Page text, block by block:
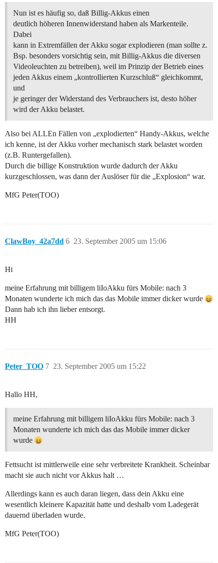
Nun ist es häufig so, daß Billig-Akkus einen
deutlich höheren Innenwiderstand haben als Markenteile.
Dabei
kann in Extremfällen der Akku sogar explodieren (man sollte z.
Bsp. besonders vorsichtig sein, mit Billig-Akkus die diversen
Videoleuchten zu betreiben), weil im Prinzip der Betrieb eines
jeden Akkus einem „kontrollierten Kurzschluß“ gleichkommt,
und
je geringer der Widerstand des Verbrauchers ist, desto höher
wird der Akku belastet.
Also bei ALLEn Fällen von „explodierten“ Handy-Akkus, welche
ich kenne, ist der Akku vorher mechanisch stark belastet worden
(z.B. Runtergefallen).
Durch die billige Konstruktion wurde dadurch der Akku
kurzgeschlossen, was dann der Auslöser für die „Explosion“ war.
MfG Peter(TOO)
ClawBoy_42a7dd 23. September 2005 um 15:06
6
Hi
meine Erfahrung mit billigem liIoAkku fürs Mobile: nach 3
Monaten wunderte ich mich das das Mobile immer dicker wurde
Dann hab ich ihn lieber entsorgt.
HH
Peter_TOO 23. September 2005 um 15:22
7
Hallo HH,
meine Erfahrung mit billigem liIoAkku fürs Mobile: nach 3
Monaten wunderte ich mich das das Mobile immer dicker
wurde
Fettsucht ist mittlerweile eine sehr verbreitete Krankheit. Scheinbar
macht sie auch nicht vor Akkus halt …
Allerdings kann es auch daran liegen, dass dein Akku eine
wesentlich kleinere Kapazität hatte und deshalb vom Ladegerät
dauernd überladen wurde.
MfG Peter(TOO)